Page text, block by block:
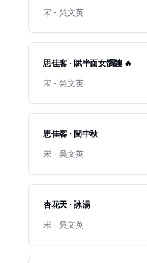
宋 - 吳文英
思佳客 · 賦半面女髑髏 🔥
宋 - 吳文英
思佳客 · 閏中秋
宋 - 吳文英
杏花天 · 詠湯
宋 - 吳文英